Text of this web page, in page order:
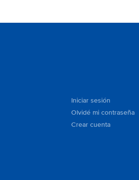
Iniciar sesión
Olvidé mi contraseña
Crear cuenta